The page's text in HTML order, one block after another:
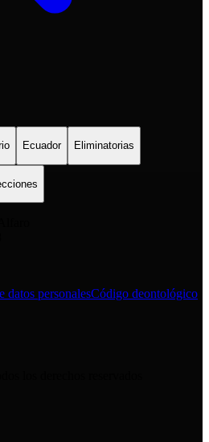
Ecuador Eliminatorias
datos personalesCódigo deontológico